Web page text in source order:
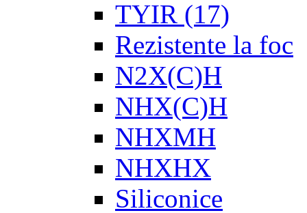
TYIR (17)
Rezistente la foc
N2X(C)H
NHX(C)H
NHXMH
NHXHX
Siliconice